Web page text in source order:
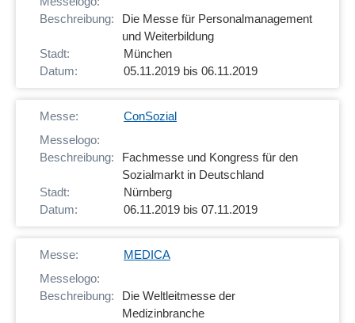
Die Messe für Personalmanagement
und Weiterbildung
München
05.11.2019 bis 06.11.2019
ConSozial
Fachmesse und Kongress für den
Sozialmarkt in Deutschland
Nürnberg
06.11.2019 bis 07.11.2019
MEDICA
Die Weltleitmesse der
Medizinbranche